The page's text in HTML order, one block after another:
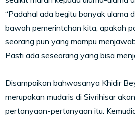
“Padahal ada begitu banyak ulama
bawah pemerintahan kita, apakah
seorang pun yang mampu
Pasti ada seseorang yang bisa
Disampaikan bahwasanya Khidir
merupakan mudaris di Sivrihisar
pertanyaan-pertanyaan itu.